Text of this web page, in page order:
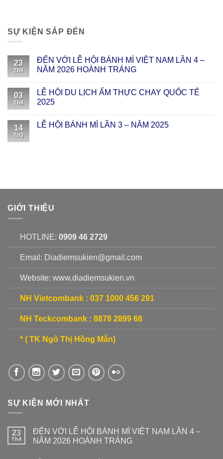
SỰ KIỆN SẮP ĐẾN
23
Th4
ĐẾN VỚI LỄ HỘI BÁNH MÌ VIỆT NAM LẦN 4 –
NĂM 2026 HOÀNH TRÁNG
03
Th4
LỄ HỘI DU LỊCH ẨM THỰC CHAY QUỐC TẾ
2025
14
Th3
LỄ HỘI BÁNH MÌ LẦN 3 – NĂM 2025
GIỚI THIỆU
HOTLINE: 0909 46 2729
Email: Diadiemsukien@gmail.com
Website: www.diadiemsukien.vn
NH Vietcombank : 037 1000 456 291
NH Teckcombank : 8878 2899 68
* ( TK Ngô Thị Hồng Mẫn)
SỰ KIỆN MỚI NHẤT
23
Th4
ĐẾN VỚI LỄ HỘI BÁNH MÌ VIỆT NAM LẦN 4 –
NĂM 2026 HOÀNH TRÁNG